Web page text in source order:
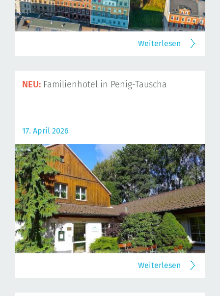
Weiterlesen
NEU: Familienhotel in Penig-Tauscha
17. April 2026
Weiterlesen